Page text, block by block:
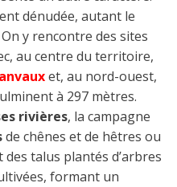
dénudée, autant le
y rencontre des sites
au centre du territoire,
et, au nord-ouest,
à 297 mètres.
rivières, la campagne
de chênes et de hêtres ou
talus plantés d’arbres
formant un